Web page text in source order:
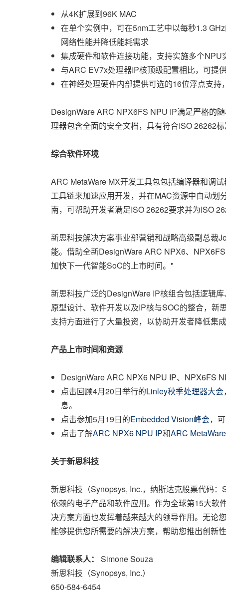
从4K扩展到96K MAC
在单个实例中，可在5nm工艺中以每秒1.3
网络性能并降低能耗需求
集成硬件和软件连接功能，支持实施多个
与ARC EV7x处理器IP核顶级配置相比，可提
在神经处理硬件内部提供可选的16位浮点支
DesignWare ARC NPX6FS NPU IP满足严格的
理器包含全面的安全文档，具有符合ISO 26262
综合软件环境
ARC MetaWare MX开发工具包包括编译器和调
工具链来加速应用开发，并在MAC资源中自动划
南，可帮助开发者满足ISO 26262要求并为ISO
新思科技解决方案事业部营销和战略高级副总裁
能。借助全新DesignWare ARC NPX6、
加快下一代智能SoC的上市时间。"
新思科技广泛的DesignWare IP核组合包括逻辑
原型设计、软件开发以及IP核与SOC的整合，新
支持方面进行了大量投资，以协助开发者降低集
产品上市时间和资源
DesignWare ARC NPX6 NPU IP、NPX6FS
点击回顾4月20日举行的Linley秋季处理器大会
息。
点击参加5月19日的Embedded Vision峰会，
点击了解ARC NPX6 NPU IP和ARC
关于新思科技
新思科技（Synopsys, Inc.，纳斯达克股票代码
依赖的电子产品和软件应用。作为全球第15大软
决方案方面也发挥着越来越大的领导作用。无论
能够提供您所需要的解决方案，帮助您推出创新
编辑联系人：
Simone Souza
新思科技（Synopsys, Inc.）
650-584-6454